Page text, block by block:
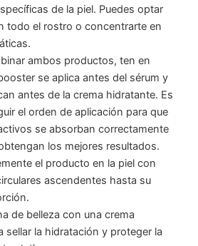
de la piel. Puedes optar
todo el rostro o concentrarte en
ambos productos, ten en
se aplica antes del sérum y
antes de la crema hidratante. Es
el orden de aplicación para que
se absorban correctamente
los mejores resultados.
el producto en la piel con
ascendentes hasta su
de belleza con una crema
sellar la hidratación y proteger la